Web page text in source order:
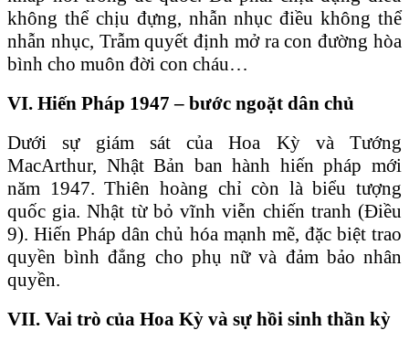
không thể chịu đựng, nhẫn nhục điều không thể
nhẫn nhục, Trẫm quyết định mở ra con đường hòa
bình cho muôn đời con cháu…
VI. Hiến Pháp 1947 – bước ngoặt dân chủ
Dưới sự giám sát của Hoa Kỳ và Tướng
MacArthur, Nhật Bản ban hành hiến pháp mới
năm 1947. Thiên hoàng chỉ còn là biểu tượng
quốc gia. Nhật từ bỏ vĩnh viễn chiến tranh (Điều
9). Hiến Pháp dân chủ hóa mạnh mẽ, đặc biệt trao
quyền bình đẳng cho phụ nữ và đảm bảo nhân
quyền.
VII. Vai trò của Hoa Kỳ và sự hồi sinh thần kỳ